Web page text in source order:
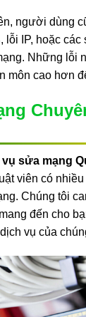
người dùng
lỗi IP, hoặc các
Những lỗi
môn cao hơn
sửa mạng
viên có nhiều
Chúng tôi
đến cho
vụ của